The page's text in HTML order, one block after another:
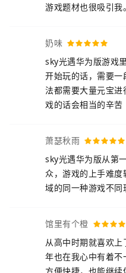
游戏题材也很吸引我。
奶味
sky光遇华为版游戏
开始玩的话，需要
法都需要大量元宝
戏的话会相当的辛苦
萧瑟秋雨
sky光遇华为版从第
众，游戏的上手难
域的同一种游戏不同
馆里有个橙
从高中时期就喜欢
年也在我心中有着